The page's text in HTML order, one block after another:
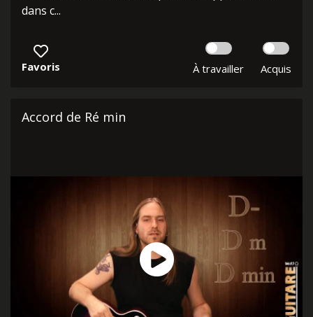
dans c...
Favoris À travailler Acquis
Accord de Ré min